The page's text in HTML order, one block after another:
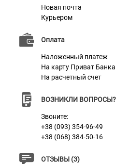
Новая почта
Курьером
Оплата
Наложенный платеж
На карту Приват Банка
На расчетный счет
ВОЗНИКЛИ ВОПРОСЫ?
Звоните:
+38 (093) 354-96-49
+38 (068) 384-50-16
ОТЗЫВЫ (3)
Ошейник укомплектован
пряжкой с возможностью
На пряжке можно
информацию, например: кличка
животного, контактные данные,
микрочипа и т.п.
На ошейнике размера XS, S
Текст наносится с помощью
временем он не стирается и не
Ошейник доступен в таких